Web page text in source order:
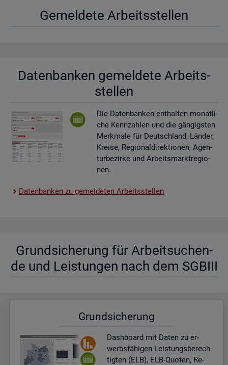
Ge­mel­de­te Ar­beits­stel­len
Da­ten­ban­ken ge­mel­de­te Ar­beits­
stel­len
Die Da­ten­ban­ken ent­hal­ten mo­nat­li­
che Kenn­zah­len und die gän­gigs­ten
Merk­ma­le für Deutsch­land, Län­der,
Krei­se, Re­gio­nal­di­rek­tio­nen, Agen­
tur­be­zir­ke und Ar­beits­markt­re­gio­
nen.
Da­ten­ban­ken zu ge­mel­de­ten Ar­beits­stel­len
Grund­si­che­rung für Ar­beit­su­chen­
de und Leis­tun­gen nach dem SGBIII
Grund­si­che­rung
Dash­board mit Daten zu er­
werbs­fä­hi­gen Leis­tungs­be­rech­
tig­ten (ELB), ELB-Quo­ten, Re­